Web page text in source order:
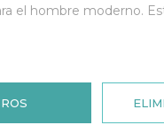
el hombre moderno.